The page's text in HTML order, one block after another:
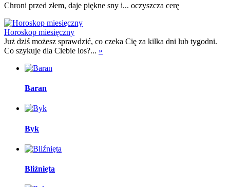
Chroni przed złem, daje piękne sny i... oczyszcza cerę
Horoskop miesięczny
Już dziś możesz sprawdzić, co czeka Cię za kilka dni lub tygodni.
Co szykuje dla Ciebie los?... »
Baran
Byk
Bliźnięta